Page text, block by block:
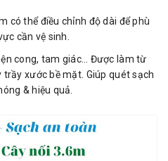
có thể điều chỉnh độ dài để phù
cần vệ sinh.
cong, tam giác… Được làm từ
xước bề mặt. Giúp quét sạch
& hiệu quả.